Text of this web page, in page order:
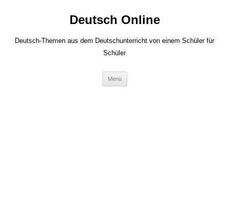
Deutsch Online
Deutsch-Themen aus dem Deutschunterricht von einem Schüler für
Schüler
Menü